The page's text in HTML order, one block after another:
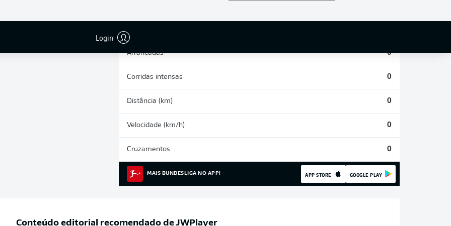
Login
Arrancadas 0
Corridas intensas 0
Distância (km) 0
Velocidade (km/h) 0
Cruzamentos 0
MAIS BUNDESLIGA NO APP! APP STORE GOOGLE PLAY
Conteúdo editorial recomendado deJWPlayer